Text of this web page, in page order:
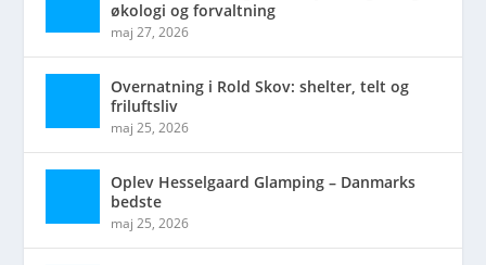
økologi og forvaltning
maj 27, 2026
Overnatning i Rold Skov: shelter, telt og
friluftsliv
maj 25, 2026
Oplev Hesselgaard Glamping – Danmarks
bedste
maj 25, 2026